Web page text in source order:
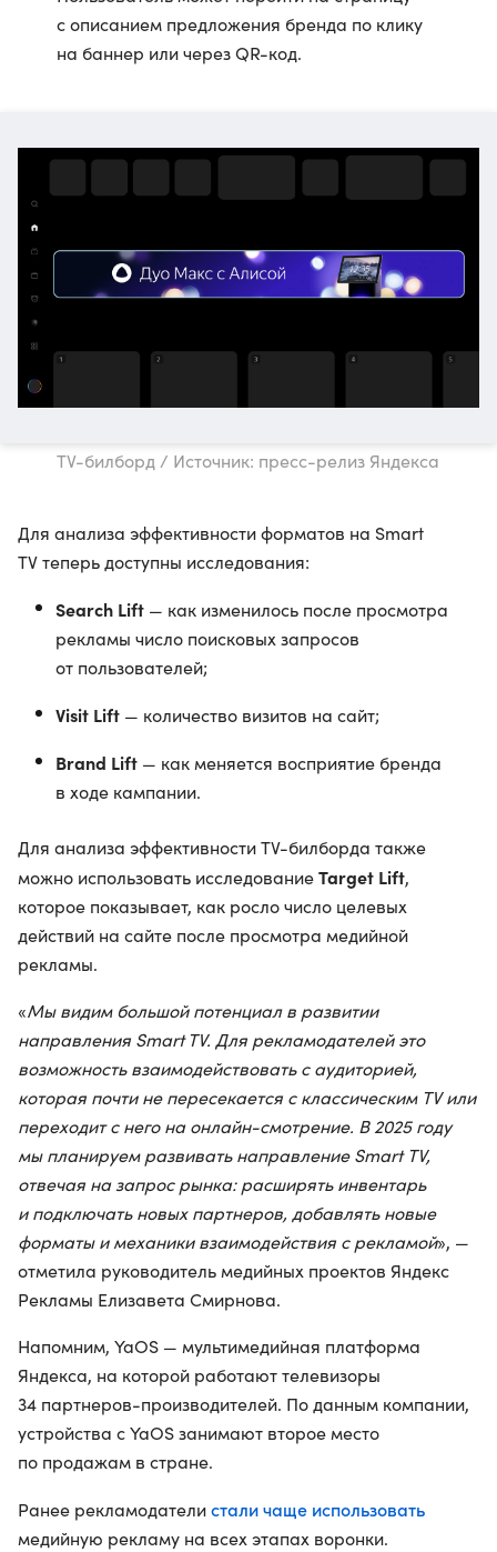
с описанием предложения бренда по клику
на баннер или через QR-код.
TV-билборд / Источник: пресс-релиз Яндекса
Для анализа эффективности форматов на Smart
TV теперь доступны исследования:
Search Lift — как изменилось после просмотра
рекламы число поисковых запросов
от пользователей;
Visit Lift — количество визитов на сайт;
Brand Lift — как меняется восприятие бренда
в ходе кампании.
Для анализа эффективности ТV-билборда также
можно использовать исследованиеTarget Lift,
которое показывает, как росло число целевых
действий на сайте после просмотра медийной
рекламы.
«Мы видим большой потенциал в развитии
направления Smart TV. Для рекламодателей это
возможность взаимодействовать с аудиторией,
которая почти не пересекается с классическим TV или
переходит с него на онлайн-смотрение. В 2025 году
мы планируем развивать направление Smart TV,
отвечая на запрос рынка: расширять инвентарь
и подключать новых партнеров, добавлять новые
форматы и механики взаимодействия с рекламой», —
отметила руководитель медийных проектов Яндекс
Рекламы Елизавета Смирнова.
Напомним, YaOS — мультимедийная платформа
Яндекса, на которой работают телевизоры
34 партнеров-производителей. По данным компании,
устройства с YaOS занимают второе место
по продажам в стране.
Ранее рекламодателистали чаще использовать
медийную рекламу на всех этапах воронки.